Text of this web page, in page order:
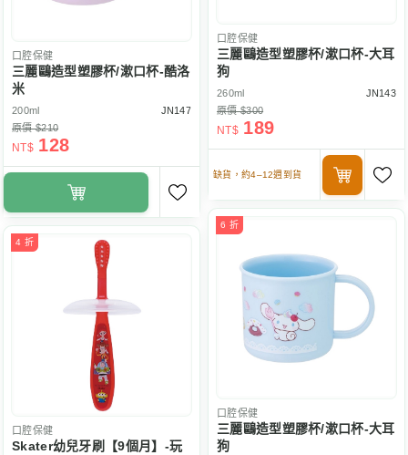
口腔保健
三麗鷗造型塑膠杯/漱口杯-大耳
狗
260ml
JN143
原價 $300
NT$ 189
缺貨，約4–12週到貨
口腔保健
三麗鷗造型塑膠杯/漱口杯-酷洛
米
200ml
JN147
原價 $210
NT$ 128
6 折
口腔保健
三麗鷗造型塑膠杯/漱口杯-大耳
狗
4 折
口腔保健
Skater幼兒牙刷【9個月】-玩